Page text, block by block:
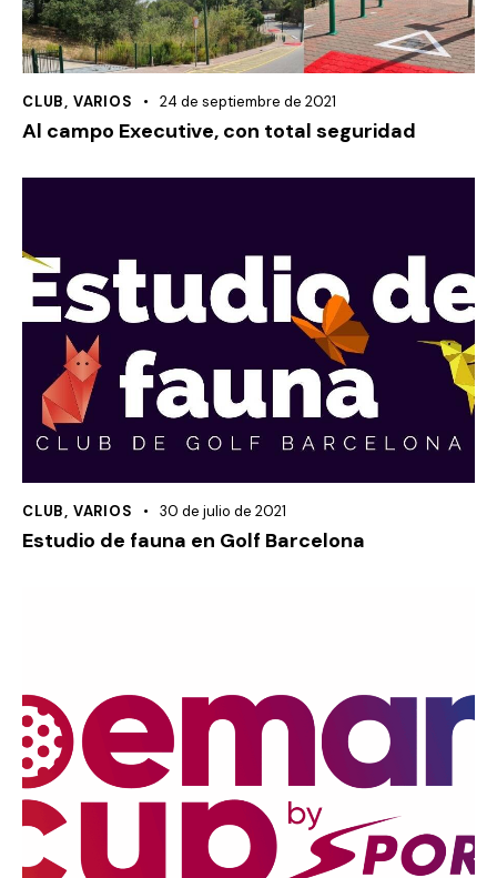
CLUB, VARIOS 24 de septiembre de 2021
Al campo Executive, con total seguridad
CLUB, VARIOS 30 de julio de 2021
Estudio de fauna en Golf Barcelona